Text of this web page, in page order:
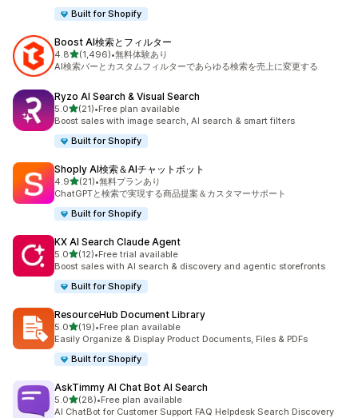
Built for Shopify
Boost AI検索とフィルター
4.85つ星中
(1,496)
合計レビュー数：1496件
•無料体験あり
AI検索バーとカスタムフィルターであらゆる検索を売上に変更する
Ryzo AI Search & Visual Search
5.05つ星中
(21)
合計レビュー数：21件
•Free plan available
Boost sales with image search, AI search & smart filters
Built for Shopify
Shoply AI検索＆AIチャットボット
4.95つ星中
(21)
合計レビュー数：21件
•無料プランあり
ChatGPTと検索で実現する商品提案＆カスタマーサポート
Built for Shopify
KX AI Search Claude Agent
5.05つ星中
(12)
合計レビュー数：12件
•Free trial available
Boost sales with AI search & discovery and agentic storefronts
Built for Shopify
ResourceHub Document Library
5.05つ星中
(19)
合計レビュー数：19件
•Free plan available
Easily Organize & Display Product Documents, Files & PDFs
Built for Shopify
AskTimmy AI Chat Bot AI Search
5.05つ星中
(28)
合計レビュー数：28件
•Free plan available
AI ChatBot for Customer Support FAQ Helpdesk Search Discovery